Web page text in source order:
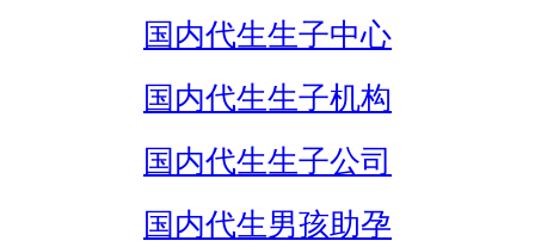
国内代生生子中心
国内代生生子机构
国内代生生子公司
国内代生男孩助孕